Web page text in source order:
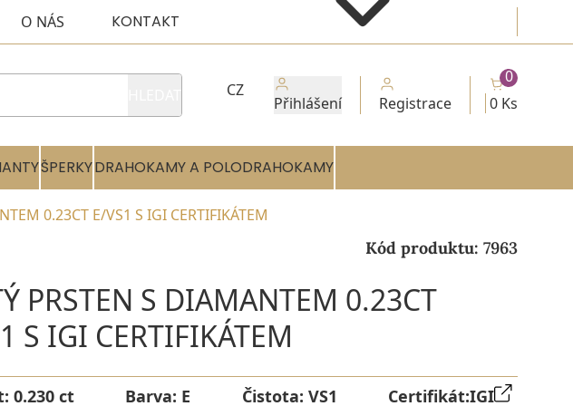
O NÁS KONTAKT
CZ
Přihlášení Registrace 0 Ks
0
ŠPERKYDRAHOKAMY A POLODRAHOKAMY
0.23CT E/VS1 S IGI CERTIFIKÁTEM
Kód produktu: 7963
PRSTEN S DIAMANTEM 0.23CT
S IGI CERTIFIKÁTEM
0.230 ct Barva: E Čistota: VS1 Certifikát:IGI